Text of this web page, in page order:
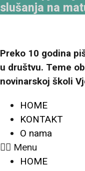
slušanja na
Preko 10 godina
u društvu. Teme
novinarskoj školi
HOME
KONTAKT
O nama
Menu
HOME